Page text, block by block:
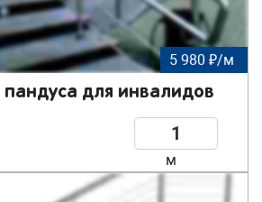
5 980 ₽/м
для инвалидов
м